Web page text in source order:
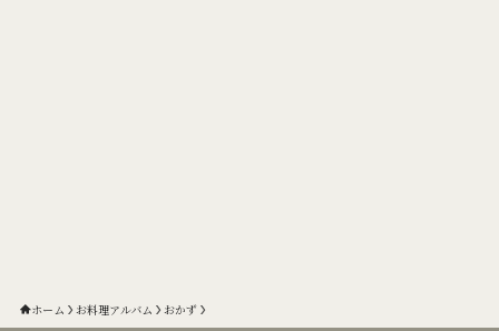
ホーム お料理アルバム おかず